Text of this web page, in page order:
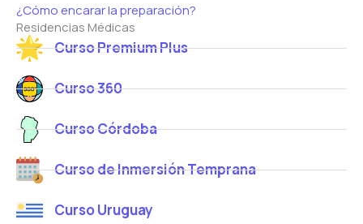
¿Cómo encarar la preparación?
Residencias Médicas
Curso Premium Plus
Curso 360
Curso Córdoba
Curso de Inmersión Temprana
Curso Uruguay